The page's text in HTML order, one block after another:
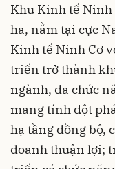
Khu Kinh tế Ninh
ha, nằm tại cực
Kinh tế Ninh Cơ
triển trở thành
ngành, đa chức
mang tính đột
hạ tầng đồng bộ,
doanh thuận lợi;